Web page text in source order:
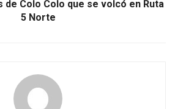
de Colo Colo que se volcó en Ruta
5 Norte